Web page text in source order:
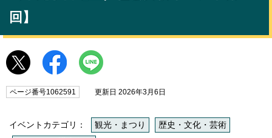
回】
ページ番号1062591 更新日 2026年3月6日
イベントカテゴリ： 観光・まつり
歴史・文化・芸術